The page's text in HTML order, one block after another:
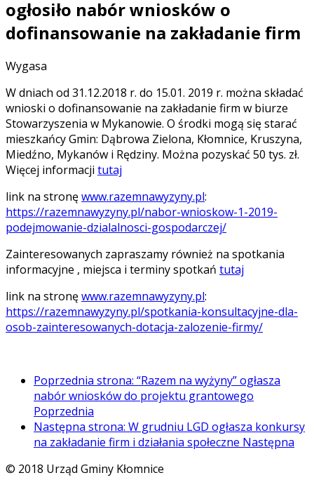
ogłosiło nabór wniosków o
dofinansowanie na zakładanie firm
Wygasa
W dniach od 31.12.2018 r. do 15.01. 2019 r. można składać
wnioski o dofinansowanie na zakładanie firm w biurze
Stowarzyszenia w Mykanowie. O środki mogą się starać
mieszkańcy Gmin: Dąbrowa Zielona, Kłomnice, Kruszyna,
Miedźno, Mykanów i Rędziny. Można pozyskać 50 tys. zł.
Więcej informacji tutaj
link na stronęwww.razemnawyzyny.pl:
https://razemnawyzyny.pl/nabor-wnioskow-1-2019-
podejmowanie-dzialalnosci-gospodarczej/
Zainteresowanych zapraszamy również na spotkania
informacyjne , miejsca i terminy spotkań tutaj
link na stronęwww.razemnawyzyny.pl:
https://razemnawyzyny.pl/spotkania-konsultacyjne-dla-
osob-zainteresowanych-dotacja-zalozenie-firmy/
Poprzednia strona: “Razem na wyżyny” ogłasza
nabór wniosków do projektu grantowego
Poprzednia
Następna strona: W grudniu LGD ogłasza konkursy
na zakładanie firm i działania społeczne Następna
© 2018 Urząd Gminy Kłomnice